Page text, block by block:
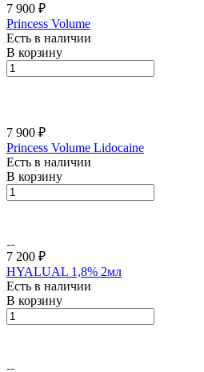
7 900 ₽
Princess Volume
Есть в наличии
В корзину
7 900 ₽
Princess Volume Lidocaine
Есть в наличии
В корзину
7 200 ₽
HYALUAL 1,8% 2мл
Есть в наличии
В корзину